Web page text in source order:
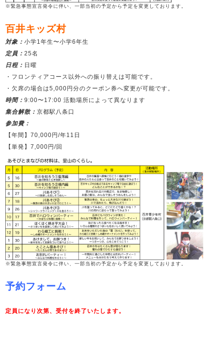
※緊急事態宣言発令に伴い、一部当初の予定から予定を変更しております。
百井キッズ村
対象：小学1年生〜小学6年生
定員：25名
日程： 日曜
・フロンティアコース以外への振り替えは可能です。
・欠席の場合は5,000円分のクーポン券へ変更が可能です。
時間：9:00〜17:00 活動場所によって異なります
集合解散：京都駅八条口
参加費：
【年間】70,000円/年11日
【単発】7,000円/回
※緊急事態宣言発令に伴い、一部当初の予定から予定を変更しております。
予約フォーム
定員になり次第、受付を終了いたします。